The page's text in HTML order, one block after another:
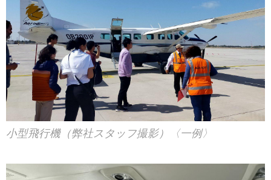
小型飛行機（弊社スタッフ撮影）〈一例〉